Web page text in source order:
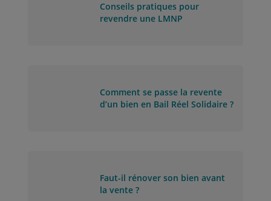
Conseils pratiques pour
revendre une LMNP
Comment se passe la revente
d’un bien en Bail Réel Solidaire ?
Faut-il rénover son bien avant
la vente ?